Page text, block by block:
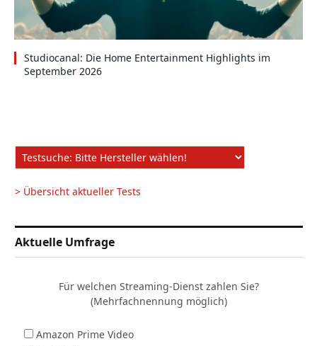
Studiocanal: Die Home Entertainment Highlights im
September 2026
> Übersicht aktueller Tests
Aktuelle Umfrage
Für welchen Streaming-Dienst zahlen Sie?
(Mehrfachnennung möglich)
Amazon Prime Video